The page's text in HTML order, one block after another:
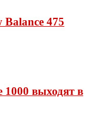
475
1000 выходят в